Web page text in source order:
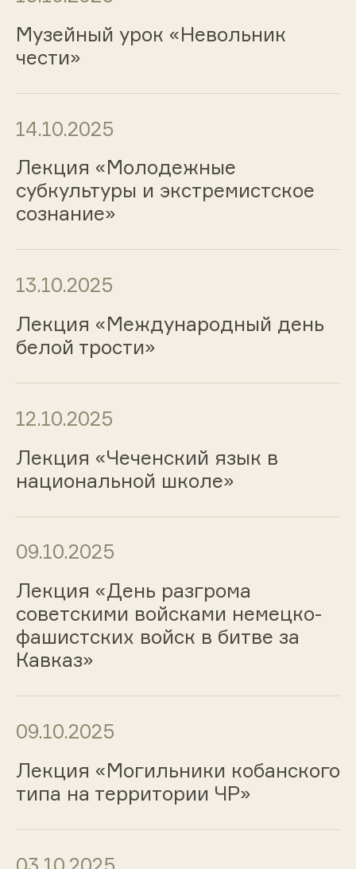
Музейный урок «Невольник
чести»
14.10.2025
Лекция «Молодежные
субкультуры и экстремистское
сознание»
13.10.2025
Лекция «Международный день
белой трости»
12.10.2025
Лекция «Чеченский язык в
национальной школе»
09.10.2025
Лекция «День разгрома
советскими войсками немецко-
фашистских войск в битве за
Кавказ»
09.10.2025
Лекция «Могильники кобанского
типа на территории ЧР»